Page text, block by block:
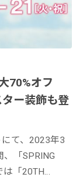
70%オフ
ター装飾も登
て、2023年3
「SPRING
は「20TH